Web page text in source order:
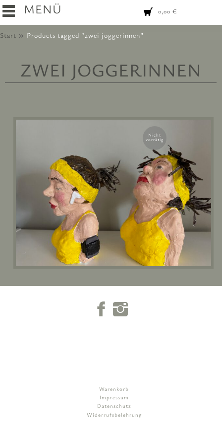
MENÜ 0,00 €
Start Products tagged “zwei joggerinnen”
ZWEI JOGGERINNEN
Nicht
vorrätig
Warenkorb
Impressum
Datenschutz
Widerrufsbelehrung